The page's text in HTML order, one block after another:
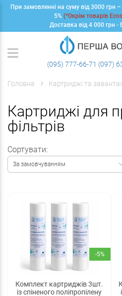
При замовленні на суму від 3000 грн
5% (*Окрім товарів
Доставка від 4 000 грн -
(095) 777-66-71 (097)
Головна Картриджі та
Картриджі для
фільтрів
Сортувати:
За замовчуванням
-5%
Комплект картриджів 3шт.
із спіненого поліпропілену